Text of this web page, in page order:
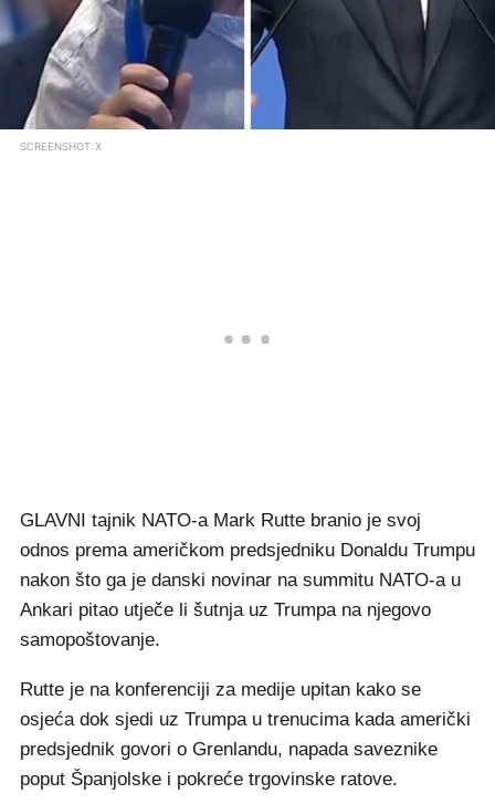
SCREENSHOT: X
GLAVNI tajnik NATO-a Mark Rutte branio je svoj
odnos prema američkom predsjedniku Donaldu Trumpu
nakon što ga je danski novinar na summitu NATO-a u
Ankari pitao utječe li šutnja uz Trumpa na njegovo
samopoštovanje.
Rutte je na konferenciji za medije upitan kako se
osjeća dok sjedi uz Trumpa u trenucima kada američki
predsjednik govori o Grenlandu, napada saveznike
poput Španjolske i pokreće trgovinske ratove.